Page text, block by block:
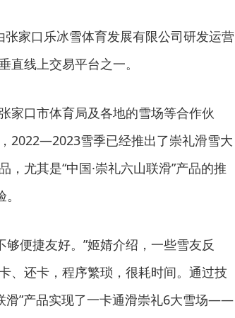
家口乐冰雪体育发展有限公司研发运营
直线上交易平台之一。
口市体育局及各地的雪场等合作伙
2022—2023雪季已经推出了崇礼滑雪大
尤其是“中国·崇礼六山联滑”产品的推
便捷友好。”姬婧介绍，一些雪友反
、还卡，程序繁琐，很耗时间。通过技
滑”产品实现了一卡通滑崇礼6大雪场——